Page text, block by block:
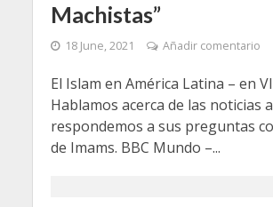
Machistas”
18 June, 2021 Añadir comentario
El Islam en América Latina – en
Hablamos acerca de las noticias
respondemos a sus preguntas
de Imams. BBC Mundo –...